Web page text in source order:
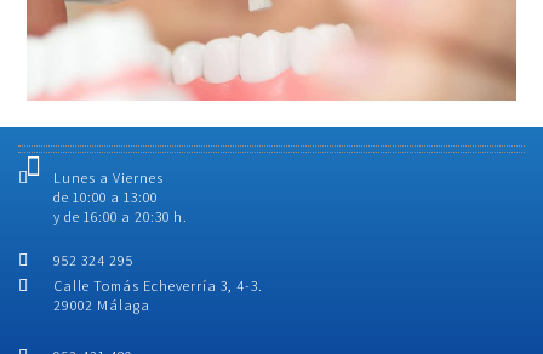
Lunes a Viernes
de 10:00 a 13:00
y de 16:00 a 20:30 h.
952 324 295
Calle Tomás Echeverría 3, 4-3.
29002 Málaga